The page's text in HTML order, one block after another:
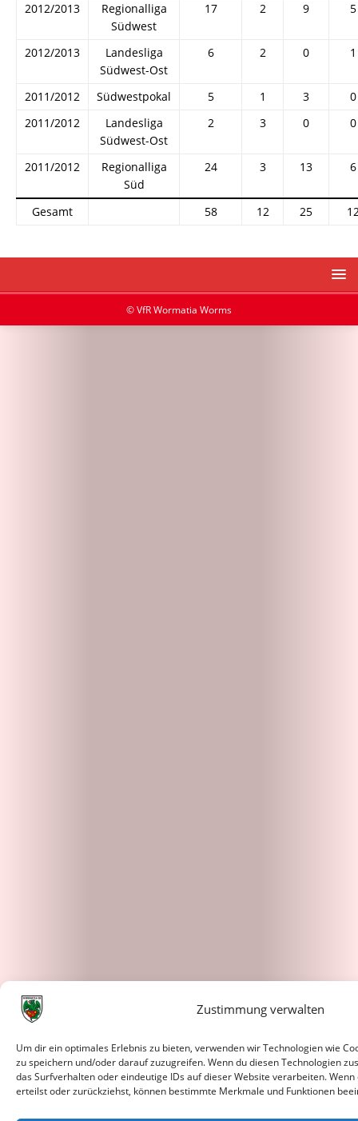
Zustimmung verwalten
Um dir ein optimales Erlebnis zu bieten, verwenden wir Technologien wie
zu speichern und/oder darauf zuzugreifen. Wenn du diesen Technologien
das Surfverhalten oder eindeutige IDs auf dieser Website verarbeiten.
erteilst oder zurückziehst, können bestimmte Merkmale und Funktionen
2012/2013
Regionalliga
Südwest
17 2 9 5
2012/2013
Landesliga
Südwest-Ost
6 2 0 1
2011/2012 Südwestpokal 5 1 3
0
2011/2012
Landesliga
Südwest-Ost
2 3 0 0
2011/2012
Regionalliga
Süd
24 3 13 6
Gesamt 58 12 25
© VfR Wormatia Worms